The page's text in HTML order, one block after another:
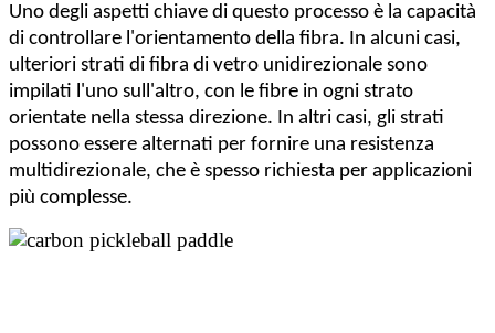
Uno degli aspetti chiave di questo processo è la capacità
di controllare l'orientamento della fibra. In alcuni casi,
ulteriori strati di fibra di vetro unidirezionale sono
impilati l'uno sull'altro, con le fibre in ogni strato
orientate nella stessa direzione. In altri casi, gli strati
possono essere alternati per fornire una resistenza
multidirezionale, che è spesso richiesta per applicazioni
più complesse.